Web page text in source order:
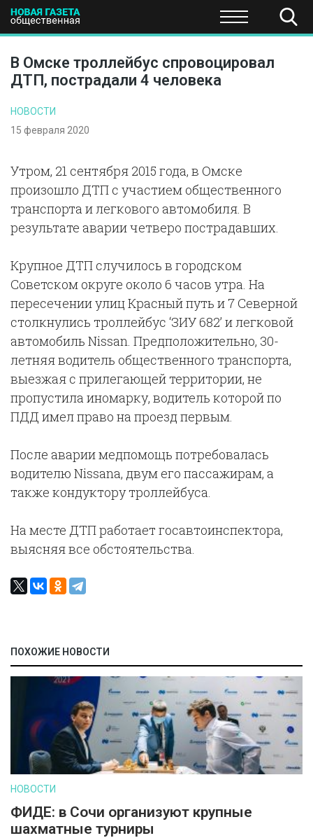
ПОЛИТИКА ЭКОНОМИКА НАУКА И
В Омске троллейбус спровоцировал
ДТП, пострадали 4 человека
НОВОСТИ
15 февраля 2020
Утром, 21 сентября 2015 года, в Омске
произошло ДТП с участием общественного
транспорта и легкового автомобиля. В
результате аварии четверо пострадавших.
Крупное ДТП случилось в городском
Советском округе около 6 часов утра. На
пересечении улиц Красный путь и 7 Северной
столкнулись троллейбус ‘ЗИУ 682’ и легковой
автомобиль Nissan. Предположительно, 30-
летняя водитель общественного транспорта,
выезжая с прилегающей территории, не
пропустила иномарку, водитель которой по
ПДД имел право на проезд первым.
После аварии медпомощь потребовалась
водителю Nissana, двум его пассажирам, а
также кондуктору троллейбуса.
На месте ДТП работает госавтоинспектора,
выясняя все обстоятельства.
ПОХОЖИЕ НОВОСТИ
НОВОСТИ
ФИДЕ: в Сочи организуют крупные
шахматные турниры